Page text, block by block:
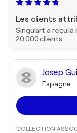
Les clients
Singulart a reçu
20 000 clients.
Josep
Espagne
COLLECTION